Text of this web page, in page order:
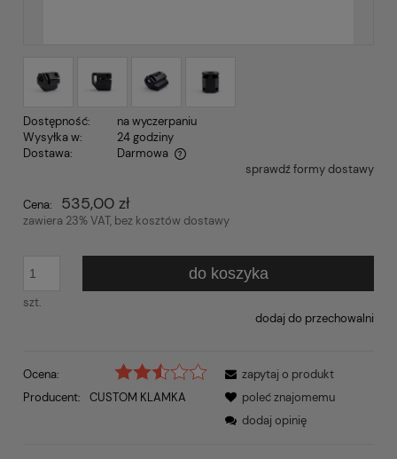
Dostępność:
na wyczerpaniu
Wysyłka w:
24 godziny
Dostawa:
Darmowa
Cena nie zawiera ewentualnych kosztów płatnościsprawdź formy dostawy
Cena: 535,00 zł
zawiera 23% VAT, bez kosztów dostawy
szt.
do koszyka
dodaj do przechowalni
Ocena:
Producent:
CUSTOM KLAMKA
zapytaj o produkt
poleć znajomemu
dodaj opinię